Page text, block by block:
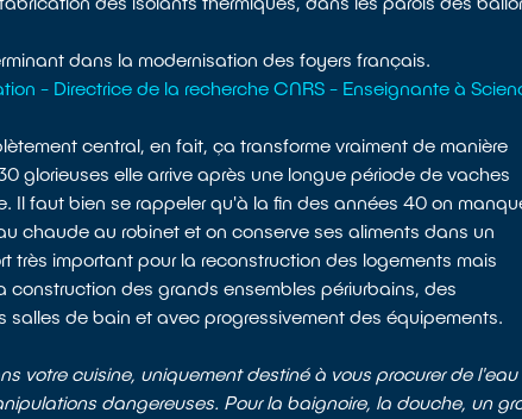
dans la modernisation des foyers français.
- Directrice de la recherche CNRS - Enseignante à
central, en fait, ça transforme vraiment de manière
glorieuses elle arrive après une longue période de vaches
Il faut bien se rappeler qu'à la fin des années 40 on
chaude au robinet et on conserve ses aliments dans un
très important pour la reconstruction des logements mais
des grands ensembles périurbains, des
de bain et avec progressivement des équipements.
votre cuisine, uniquement destiné à vous procurer de l'eau
dangereuses. Pour la baignoire, la douche, un